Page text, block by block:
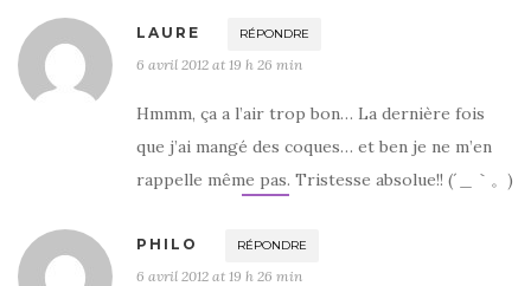
LAURE RÉPONDRE
6 avril 2012 at 19 h 26 min
Hmmm, ça a l’air trop bon… La dernière fois
que j’ai mangé des coques… et ben je ne m’en
rappelle même pas. Tristesse absolue!! (´＿｀。)
PHILO RÉPONDRE
6 avril 2012 at 19 h 26 min